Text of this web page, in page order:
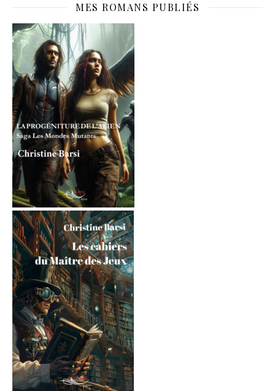
MES ROMANS PUBLIÉS